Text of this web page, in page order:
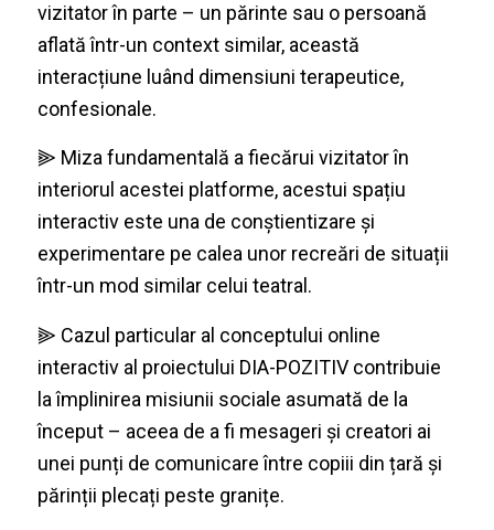
vizitator în parte – un părinte sau o persoană
aflată într-un context similar, această
interacțiune luând dimensiuni terapeutice,
confesionale.
⫸ Miza fundamentală a fiecărui vizitator în
interiorul acestei platforme, acestui spațiu
interactiv este una de conștientizare și
experimentare pe calea unor recreări de situații
într-un mod similar celui teatral.
⫸ Cazul particular al conceptului online
interactiv al proiectului DIA-POZITIV contribuie
la împlinirea misiunii sociale asumată de la
început – aceea de a fi mesageri și creatori ai
unei punți de comunicare între copiii din țară și
părinții plecați peste granițe.